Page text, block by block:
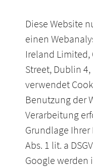
Diese Website
einen
Ireland Limited,
Street, Dublin
verwendet
Benutzung der
Verarbeitung
Grundlage
Abs. 1 lit. a
Google werden